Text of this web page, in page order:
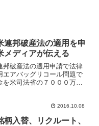
連邦破産法の適用を申
メディアが伝える
邦破産法の適用申請で法律
エアバッグリコール問題で
を米司法省の７０００万ド
日に米マスメディア「ウォ
ト・ジャーナ...
2016.10.08
柄入替、リクルート、